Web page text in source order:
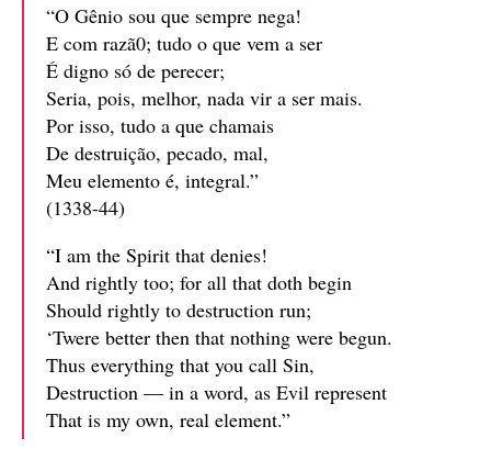
“O Gênio sou que sempre nega!
E com razã0; tudo o que vem a ser
É digno só de perecer;
Seria, pois, melhor, nada vir a ser mais.
Por isso, tudo a que chamais
De destruição, pecado, mal,
Meu elemento é, integral.”
(1338-44)
“I am the Spirit that denies!
And rightly too; for all that doth begin
Should rightly to destruction run;
‘Twere better then that nothing were begun.
Thus everything that you call Sin,
Destruction — in a word, as Evil represent
That is my own, real element.”